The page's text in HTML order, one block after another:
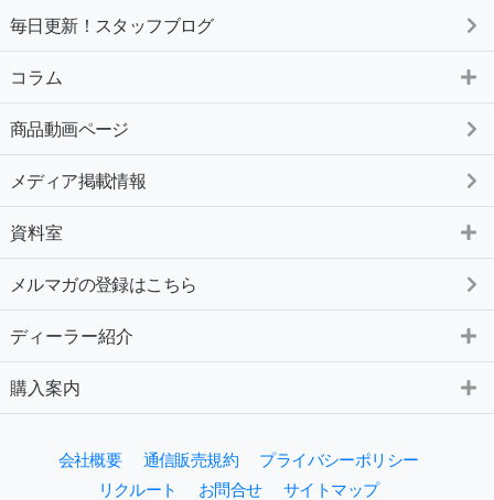
毎日更新！スタッフブログ
コラム
商品動画ページ
メディア掲載情報
資料室
メルマガの登録はこちら
ディーラー紹介
購入案内
会社概要 通信販売規約
プライバシーポリシー
リクルート
お問合せ サイトマップ